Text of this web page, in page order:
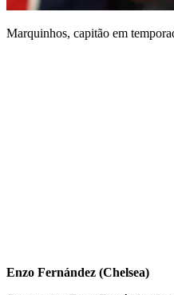
Marquinhos, capitão em
Enzo Fernández (Chelsea)